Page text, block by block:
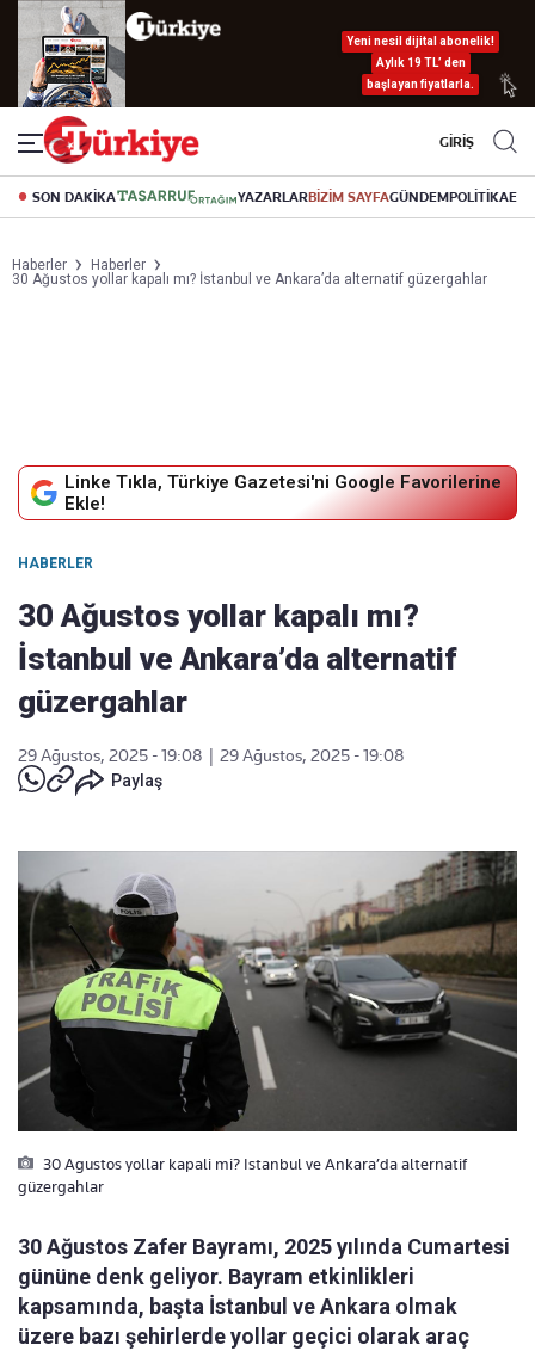
Yeni nesil dijital abonelik!
Aylık 19 TL’ den
başlayan fiyatlarla.
GİRİŞ
SON DAKİKA YAZARLARBİZİM SAYFAGÜNDEMPOLİTİKA
Haberler
Haberler
30 Ağustos yollar kapalı mı? İstanbul ve Ankara’da alternatif güzergahlar
Linke Tıkla, Türkiye Gazetesi'ni Google Favorilerine
Ekle!
HABERLER
30 Ağustos yollar kapalı mı?
İstanbul ve Ankara’da alternatif
güzergahlar
29 Ağustos, 2025 - 19:08
29 Ağustos, 2025 - 19:08
Paylaş
30 Agustos yollar kapali mi? Istanbul ve Ankara’da alternatif
güzergahlar
30 Ağustos Zafer Bayramı, 2025 yılında Cumartesi
gününe denk geliyor. Bayram etkinlikleri
kapsamında, başta İstanbul ve Ankara olmak
üzere bazı şehirlerde yollar geçici olarak araç